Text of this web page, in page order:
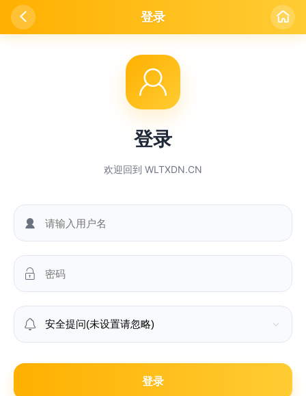
 登录 

登录
欢迎回到 WLTXDN.CN



登录